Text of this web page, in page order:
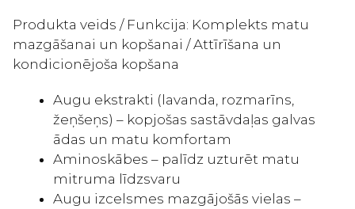
Produkta veids / Funkcija: Komplekts matu
mazgāšanai un kopšanai / Attīrīšana un
kondicionējoša kopšana
Augu ekstrakti (lavanda, rozmarīns,
žeņšeņs) – kopjošas sastāvdaļas galvas
ādas un matu komfortam
Aminoskābes – palīdz uzturēt matu
mitruma līdzsvaru
Augu izcelsmes mazgājošās vielas –